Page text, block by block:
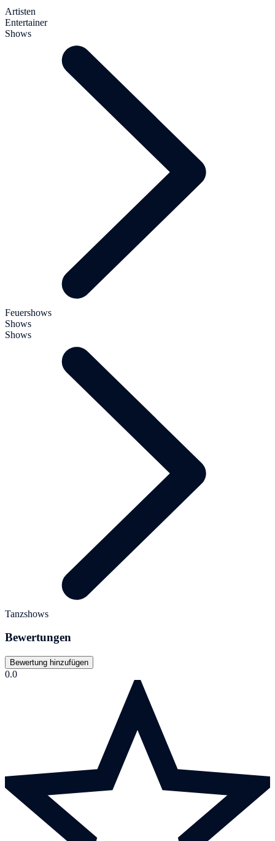
Artisten
Entertainer
Shows
Feuershows
Shows
Shows
Tanzshows
Bewertungen
Bewertung hinzufügen
0.0